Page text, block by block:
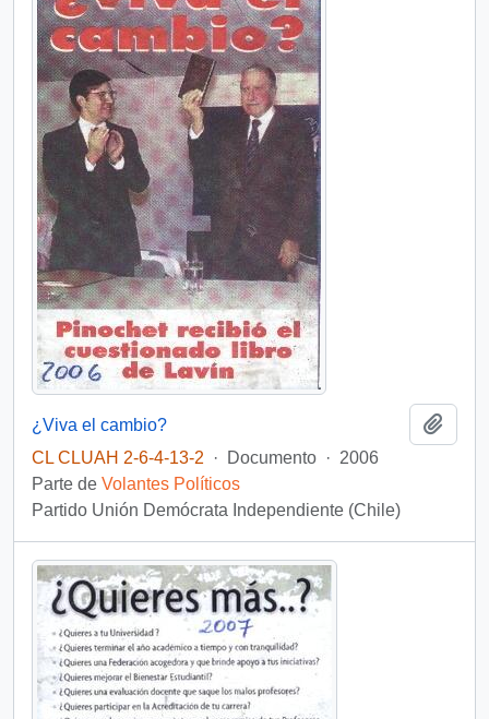
¿Viva el cambio?
CL CLUAH 2-6-4-13-2
· Documento · 2006
Parte de Volantes Políticos
Partido Unión Demócrata Independiente (Chile)